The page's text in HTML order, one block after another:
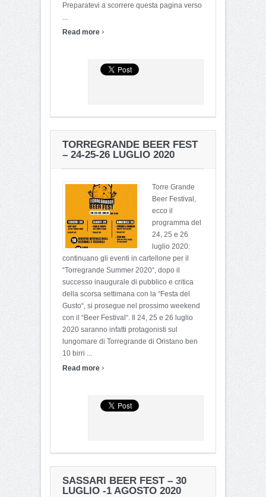
Preparatevi a scorrere questa pagina verso
...
Read more ›
TORREGRANDE BEER FEST
– 24-25-26 LUGLIO 2020
Torre Grande
Beer Festival,
ecco il
programma del
24, 25 e 26
luglio 2020:
continuano gli eventi in cartellone per il
“Torregrande Summer 2020“, dopo il
successo inaugurale di pubblico e critica
della scorsa settimana con la “Festa del
Gusto“, si prosegue nel prossimo weekend
con il “Beer Festival“. Il 24, 25 e 26 luglio
2020 saranno infatti protagonisti sul
lungomare di Torregrande di Oristano ben
10 birri ...
Read more ›
SASSARI BEER FEST – 30
LUGLIO -1 AGOSTO 2020